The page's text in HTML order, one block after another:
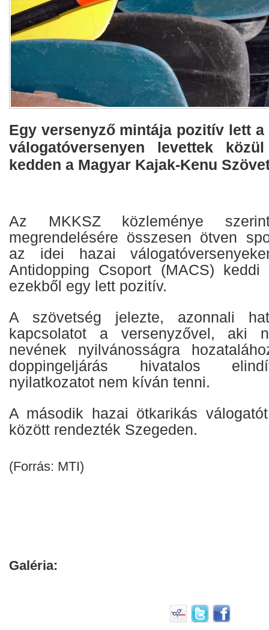
Egy versenyző mintája pozitív lett
válogatóversenyen levettek
kedden a Magyar Kajak-Kenu
Az MKKSZ közleménye
megrendelésére összesen ötven
az idei hazai
Antidopping Csoport (MACS) keddi
ezekből egy lett pozitív.
A szövetség jelezte, azonnali
kapcsolatot a versenyzővel, aki
nevének nyilvánosságra
doppingeljárás hivatalos
nyilatkozatot nem kíván tenni.
A második hazai ötkarikás
között rendezték Szegeden.
(Forrás: MTI)
Galéria: